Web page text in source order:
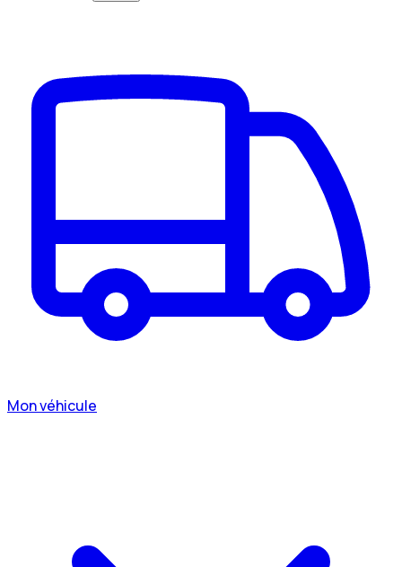
Mon véhicule